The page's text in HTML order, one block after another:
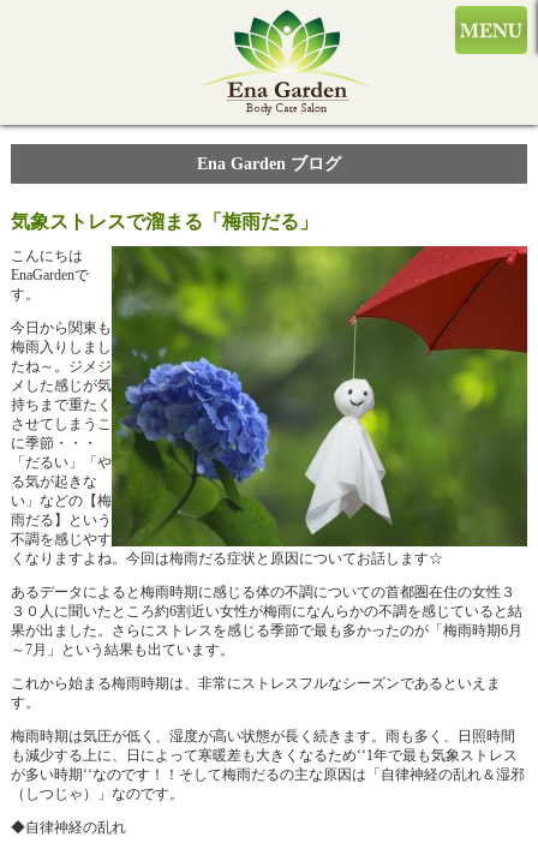
Ena Garden ブログ
気象ストレスで溜まる「梅雨だる」
こんにちは
EnaGardenで
す。
今日から関東も
梅雨入りしまし
たね～。ジメジ
メした感じが気
持ちまで重たく
させてしまうこ
に季節・・・
「だるい」「や
る気が起きな
い」などの【梅
雨だる】という
不調を感じやす
くなりますよね。今回は梅雨だる症状と原因についてお話します☆
あるデータによると梅雨時期に感じる体の不調についての首都圏在住の女性３
３０人に聞いたところ約6割近い女性が梅雨になんらかの不調を感じていると結
果が出ました。さらにストレスを感じる季節で最も多かったのが「梅雨時期6月
～7月」という結果も出ています。
これから始まる梅雨時期は、非常にストレスフルなシーズンであるといえま
す。
梅雨時期は気圧が低く、湿度が高い状態が長く続きます。雨も多く、日照時間
も減少する上に、日によって寒暖差も大きくなるため‘‘1年で最も気象ストレス
が多い時期‘‘なのです！！そして梅雨だるの主な原因は「自律神経の乱れ＆湿邪
（しつじゃ）」なのです。
◆自律神経の乱れ